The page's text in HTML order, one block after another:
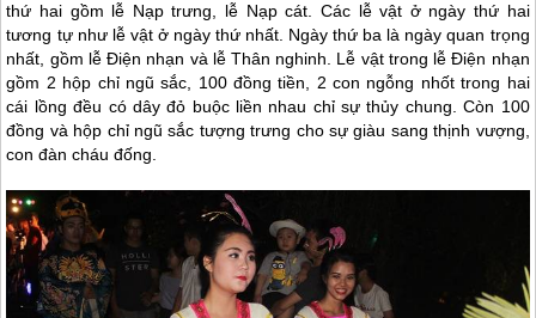
thứ hai gồm lễ Nạp trưng, lễ Nạp cát. Các lễ vật ở ngày thứ hai
tương tự như lễ vật ở ngày thứ nhất. Ngày thứ ba là ngày quan trọng
nhất, gồm lễ Điện nhạn và lễ Thân nghinh. Lễ vật trong lễ Điện nhạn
gồm 2 hộp chỉ ngũ sắc, 100 đồng tiền, 2 con ngỗng nhốt trong hai
cái lồng đều có dây đỏ buộc liền nhau chỉ sự thủy chung. Còn 100
đồng và hộp chỉ ngũ sắc tượng trưng cho sự giàu sang thịnh vượng,
con đàn cháu đống.